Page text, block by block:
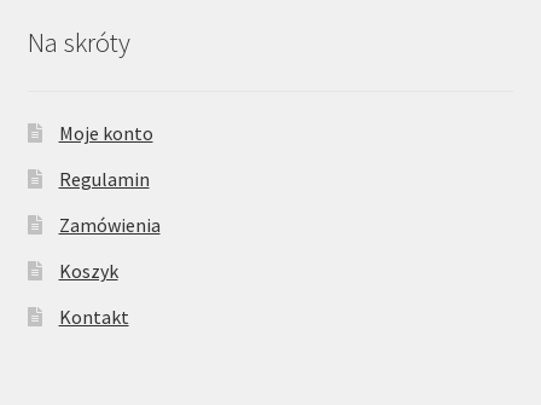
Na skróty
Moje konto
Regulamin
Zamówienia
Koszyk
Kontakt